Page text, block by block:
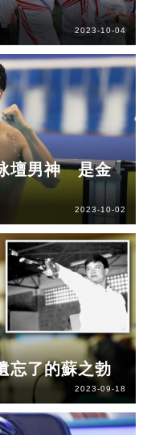
2023-10-04
壇男神 是金
2023-10-02
忘了的蘇之勃
2023-09-18